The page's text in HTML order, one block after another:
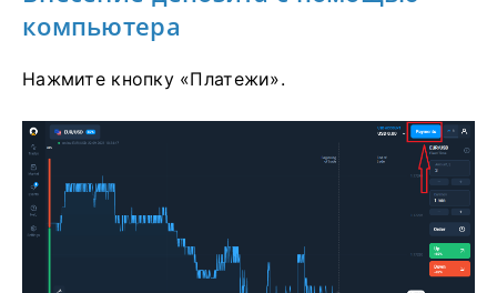
компьютера
Нажмите кнопку «Платежи».